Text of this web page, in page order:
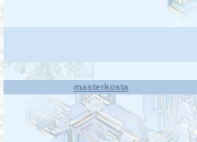
masterkosta